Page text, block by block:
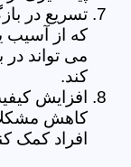
تسریع در
که از آسیب
می تواند
کند.
افزایش
کاهش
افراد کمک